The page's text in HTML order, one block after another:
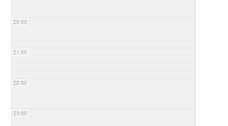
20:00
21:00
22:00
23:00